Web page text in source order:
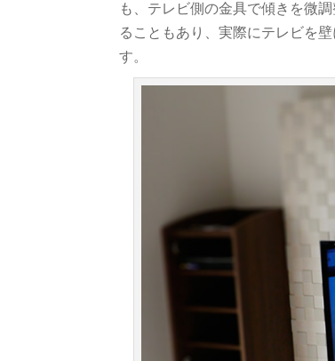
も、テレビ側の金具で傾きを微
ることもあり、実際にテレビを
す。